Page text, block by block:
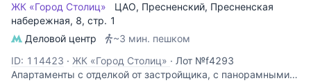
ЖК «Город Столиц» ЦАО, Пресненский, Пресненская
набережная, 8, стр. 1
Деловой центр
~3 мин. пешком
ID: 114423 · ЖК «Город Столиц» · Лот №f4293
Апартаменты с отделкой от застройщика, с панорамными